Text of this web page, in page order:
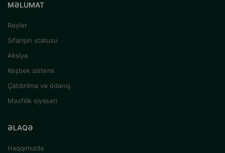
MƏLUMAT
Rəylər
Sifarişin statusu
Aksiya
Keşbek sistemi
Çatdırılma və ödəniş
Məxfilik siyasəti
ƏLAQƏ
Haqqımızda